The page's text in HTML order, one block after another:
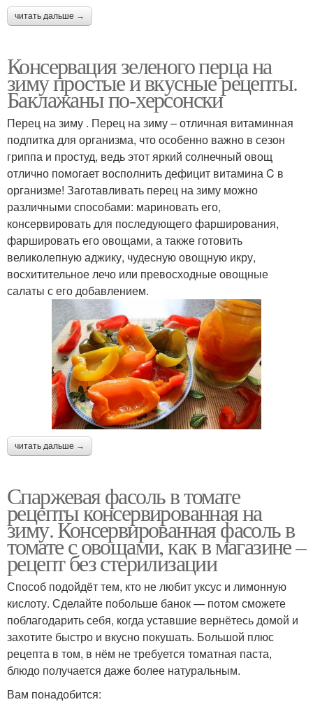
читать дальше →
Консервация зеленого перца на
зиму простые и вкусные рецепты.
Баклажаны по-херсонски
Перец на зиму . Перец на зиму – отличная витаминная
подпитка для организма, что особенно важно в сезон
гриппа и простуд, ведь этот яркий солнечный овощ
отлично помогает восполнить дефицит витамина C в
организме! Заготавливать перец на зиму можно
различными способами: мариновать его,
консервировать для последующего фарширования,
фаршировать его овощами, а также готовить
великолепную аджику, чудесную овощную икру,
восхитительное лечо или превосходные овощные
салаты с его добавлением.
читать дальше →
Спаржевая фасоль в томате
рецепты консервированная на
зиму. Консервированная фасоль в
томате с овощами, как в магазине –
рецепт без стерилизации
Способ подойдёт тем, кто не любит уксус и лимонную
кислоту. Сделайте побольше банок — потом сможете
поблагодарить себя, когда уставшие вернётесь домой и
захотите быстро и вкусно покушать. Большой плюс
рецепта в том, в нём не требуется томатная паста,
блюдо получается даже более натуральным.
Вам понадобится: